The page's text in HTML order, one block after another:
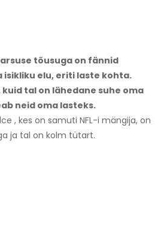
tõusuga on fännid
elu, eriti laste kohta.
kuid tal on lähedane suhe oma
neid oma lasteks.
, kes on samuti NFL-i mängija, on
ja tal on kolm tütart.